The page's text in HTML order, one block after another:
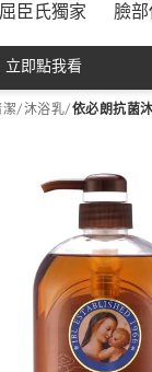
屈臣氏獨家 臉
立即點我看
/沐浴乳/依必朗抗菌